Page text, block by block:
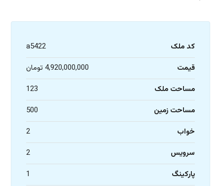
کد ملک
a5422
قیمت
4,920,000,000 تومان
مساحت ملک
123
مساحت زمین
500
خواب
2
سرویس
2
پارکینگ
1